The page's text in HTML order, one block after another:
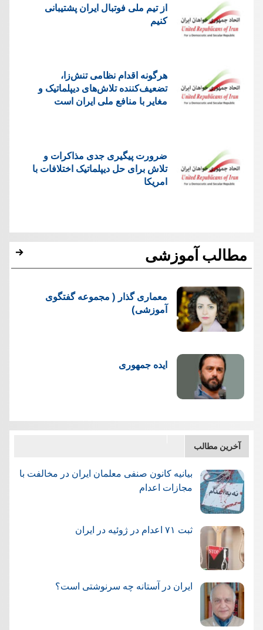
از تیم ملی فوتبال ایران پشتیبانی
کنیم
هرگونه اقدام نظامی تنش‌زا،
تضعیف‌کننده تلاش‌های دیپلماتیک و
مغایر با منافع ملی ایران است
ضرورت پیگیری جدی مذاکرات و
تلاش برای حل دیپلماتیک اختلافات با
امریکا
مطالب آموزشی
معماری گذار ( مجموعه گفتگوی
آموزشی)
ایده جمهوری
آخرین مطالب
بیانیه کانون صنفی معلمان ایران در مخالفت با
مجازات اعدام
ثبت ۷۱ اعدام در ژوئيه در ایران
ایران در آستانه چه سرنوشتی است؟